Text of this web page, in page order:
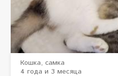
Кошка, самка
4 года и 3 месяца